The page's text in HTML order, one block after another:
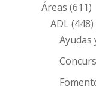
Áreas (611)
ADL(448)
Ayudas